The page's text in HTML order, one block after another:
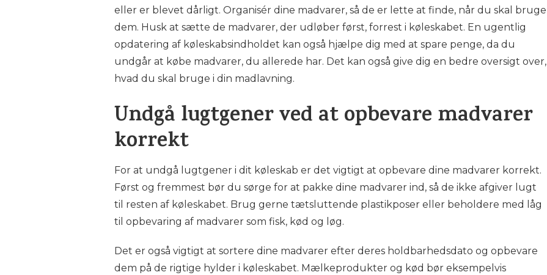
eller er blevet dårligt. Organisér dine madvarer, så de er lette at finde, når du skal bruge
dem. Husk at sætte de madvarer, der udløber først, forrest i køleskabet. En ugentlig
opdatering af køleskabsindholdet kan også hjælpe dig med at spare penge, da du
undgår at købe madvarer, du allerede har. Det kan også give dig en bedre oversigt over,
hvad du skal bruge i din madlavning.
Undgå lugtgener ved at opbevare madvarer
korrekt
For at undgå lugtgener i dit køleskab er det vigtigt at opbevare dine madvarer korrekt.
Først og fremmest bør du sørge for at pakke dine madvarer ind, så de ikke afgiver lugt
til resten af køleskabet. Brug gerne tætsluttende plastikposer eller beholdere med låg
til opbevaring af madvarer som fisk, kød og løg.
Det er også vigtigt at sortere dine madvarer efter deres holdbarhedsdato og opbevare
dem på de rigtige hylder i køleskabet. Mælkeprodukter og kød bør eksempelvis